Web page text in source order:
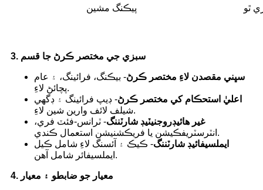
پيڪنگ مشين
3. سبزي جي مختصر ڪرڻ جا قسم
سڀني مقصدن لاءِ مختصر ڪرڻ- بيڪنگ، فرائينگ، ۽ عام
پچائڻ لاءِ.
اعليٰ استحڪام کي مختصر ڪرڻ- ڊيپ فرائينگ ۽ ڊگهي
شيلف لائف وارين شين لاءِ.
غير هائيڊروجنيٽيڊ شارٽننگ- ٽرانس-فئٽ فري،
انٽرسٽريفڪيشن يا فريڪشنيشن استعمال ڪندي.
ايملسيفائيڊ شارٽننگ- ڪيڪ ۽ آئسنگ لاءِ شامل ڪيل
ايملسيفائر شامل آهن.
4. معيار جو ضابطو ۽ معيار